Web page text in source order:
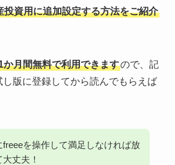
投資用に追加設定する方法をご紹介
月間無料で利用できますので、記
版に登録してから読んでもらえば
freeeを操作して満足しなければ放
丈夫！